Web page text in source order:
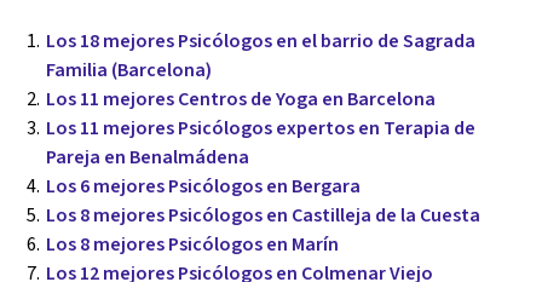
Los 18 mejores Psicólogos en el barrio de Sagrada
Familia (Barcelona)
Los 11 mejores Centros de Yoga en Barcelona
Los 11 mejores Psicólogos expertos en Terapia de
Pareja en Benalmádena
Los 6 mejores Psicólogos en Bergara
Los 8 mejores Psicólogos en Castilleja de la Cuesta
Los 8 mejores Psicólogos en Marín
Los 12 mejores Psicólogos en Colmenar Viejo